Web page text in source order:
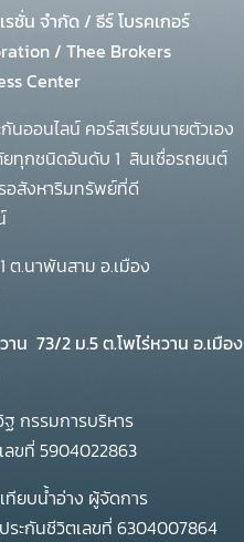
รชั่น จำกัด / ธีร์ โบรคเกอร์
/ Thee Brokers
Center
นออนไลน์ คอร์สเรียนนายตัวเอง
ยทุกชนิดอันดับ 1 สินเชื่อรถยนต์
อสังหาริมทรัพย์ที่ดี
ต.นาพันสาม อ.เมือง
าน 73/2 ม.5 ต.โพไร่หวาน อ.เมือง
กรรมการบริหาร
ขที่ 5904022863
บน้ำอ่าง ผู้จัดการ
ะกันชีวิตเลขที่ 6304007864